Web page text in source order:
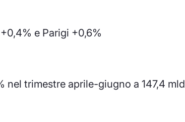
e Parigi +0,6%
trimestre aprile-giugno a 147,4 mld